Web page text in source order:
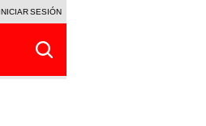
DE LUZ VIERNES 7 DE AGOSTO
INICIAR SESIÓN